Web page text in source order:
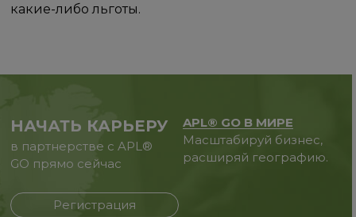
какие-либо льготы. ​
НАЧАТЬ КАРЬЕРУ
в партнерстве с APL®
GO прямо сейчас
Регистрация
APL® GO В МИРЕ
Масштабируй бизнес,
расширяй географию.